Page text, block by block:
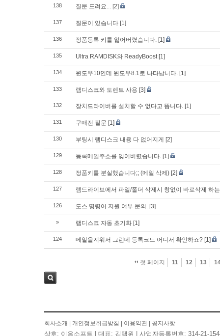
138 질문 드려요... [2]
137 질문이 있습니다 [1]
136 정품등록 키를 잃어버렸습니다. [1]
135 Ultra RAMDISK와 ReadyBoost [1]
134 윈도우10인데 윈도우8.1로 나타납니다. [1]
133 램디스크와 토렌트 사용 [3]
132 장치드라이버를 설치할 수 없다고 뜹니다. [1]
131 구매전 질문 [1]
130 부팅시 램디스크 내용 다 없어지게 [2]
129 등록메일주소를 잊어버렸습니다. [1]
128 정품키를 분실했습니다;; (메일 삭제) [2]
127 램드라이브에서 파일/폴더 삭제시 창없이 바로삭제 하
126 도스 명령어 지원 여부 문의. [3]
» 램디스크 자동 초기화 [1]
124 메일을지워서 그런데 등록코드 어디서 확인하죠? [1]
첫 페이지 11 12 13
회사소개 개인정보취급방침 이용약관 공지사항
상호: 이응소프트 | 대표: 김택원 | 사업자등록번호: 314-21-